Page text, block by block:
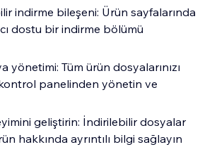
indirme bileşeni: Ürün sayfalarında
dostu bir indirme bölümü
yönetimi: Tüm ürün dosyalarınızı
panelinden yönetin ve
geliştirin: İndirilebilir dosyalar
hakkında ayrıntılı bilgi sağlayın